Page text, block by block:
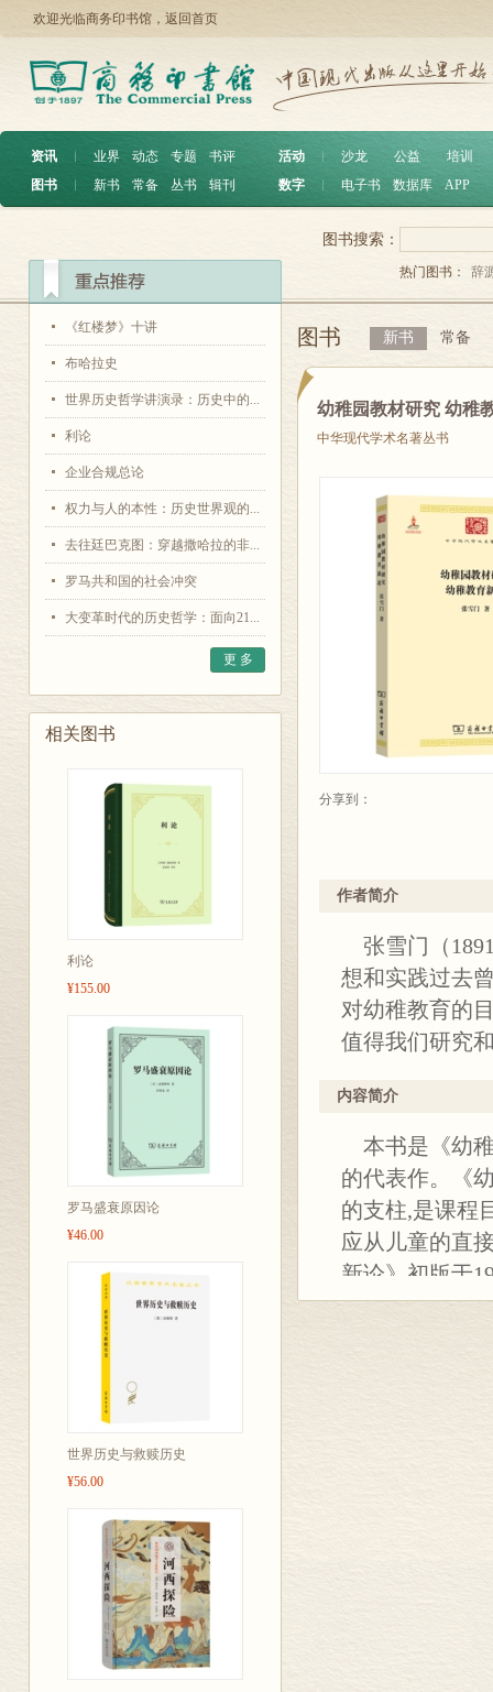
欢迎光临商务印书馆， 返回首页
资讯 ︱ 业界 动态 专题
书评
图书
︱ 新书 常备 丛书 辑刊
活动 沙龙 公益
培训
数字
电子书 数据库 APP
《红楼梦》十讲
布哈拉史
世界历史哲学讲演录：历史中的...
利论
企业合规总论
权力与人的本性：历史世界观的...
去往廷巴克图：穿越撒哈拉的非...
罗马共和国的社会冲突
大变革时代的历史哲学：面向21...
更 多
相关图书
利论
¥155.00
罗马盛衰原因论
¥46.00
世界历史与救赎历史
¥56.00
图书搜索：
热门图书： 辞
图书 新书 常备
幼稚园教材研究 幼稚
中华现代学术名著丛书
分享到：
作者简介
张雪门（
想和实践过去
对幼稚教育的
值得我们研究
内容简介
本书是《幼
的代表作。《
的支柱,是课程
应从儿童的直
新论》初版于
及当时的派别